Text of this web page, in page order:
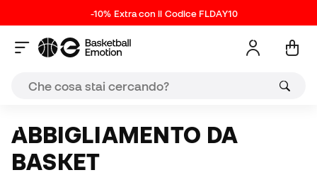
-10% Extra con il Codice FLDAY10
ABBIGLIAMENTO DA
BASKET